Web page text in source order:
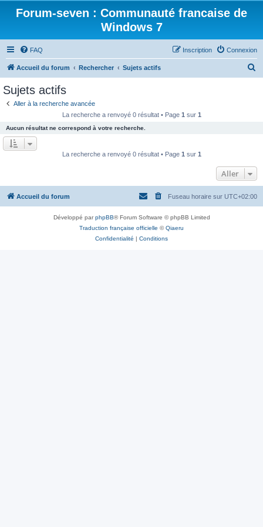
Forum-seven : Communauté francaise de
Windows 7
FAQ Connexion
Inscription
Accueil du forum Rechercher Sujets actifs
e
r
Sujets actifs
Aller à la recherche avancée
La recherche a renvoyé 0 résultat • Page 1 sur 1
Aucun résultat ne correspond à votre recherche.
La recherche a renvoyé 0 résultat • Page 1 sur 1
Aller
Accueil du forum Fuseau horaire sur UTC+02:00
Développé parphpBB® Forum Software © phpBB Limited
Traduction française officielle ©Qiaeru
Confidentialité | Conditions